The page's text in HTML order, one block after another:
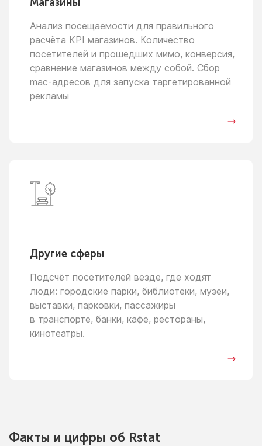
Анализ посещаемости для правильного
расчёта KPI магазинов. Количество
посетителей и прошедших мимо, конверсия,
сравнение магазинов между собой. Сбор
mac-адресов для запуска таргетированной
рекламы
Другие сферы
Подсчёт посетителей везде, где ходят
люди: городские парки, библиотеки, музеи,
выставки, парковки, пассажиры
в транспорте, банки, кафе, рестораны,
кинотеатры.
Факты и цифры об Rstat